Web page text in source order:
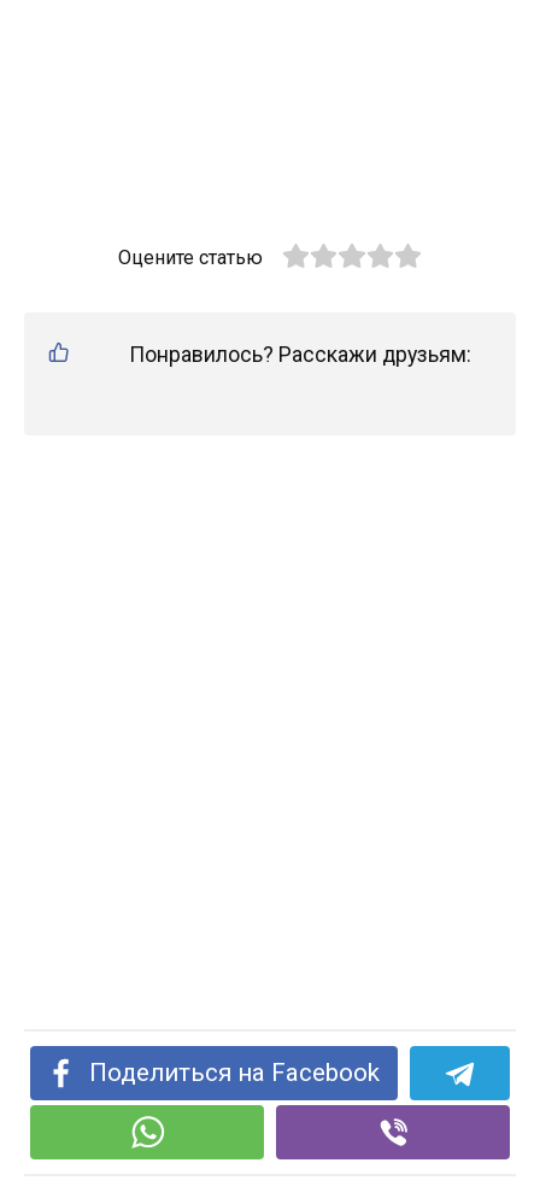
Оцените статью
Понравилось? Расскажи друзьям:
Поделиться на Facebook